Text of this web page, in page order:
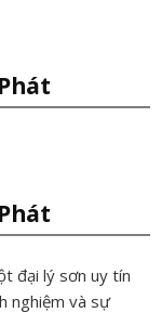
đại lý sơn uy tín
nghiệm và sự